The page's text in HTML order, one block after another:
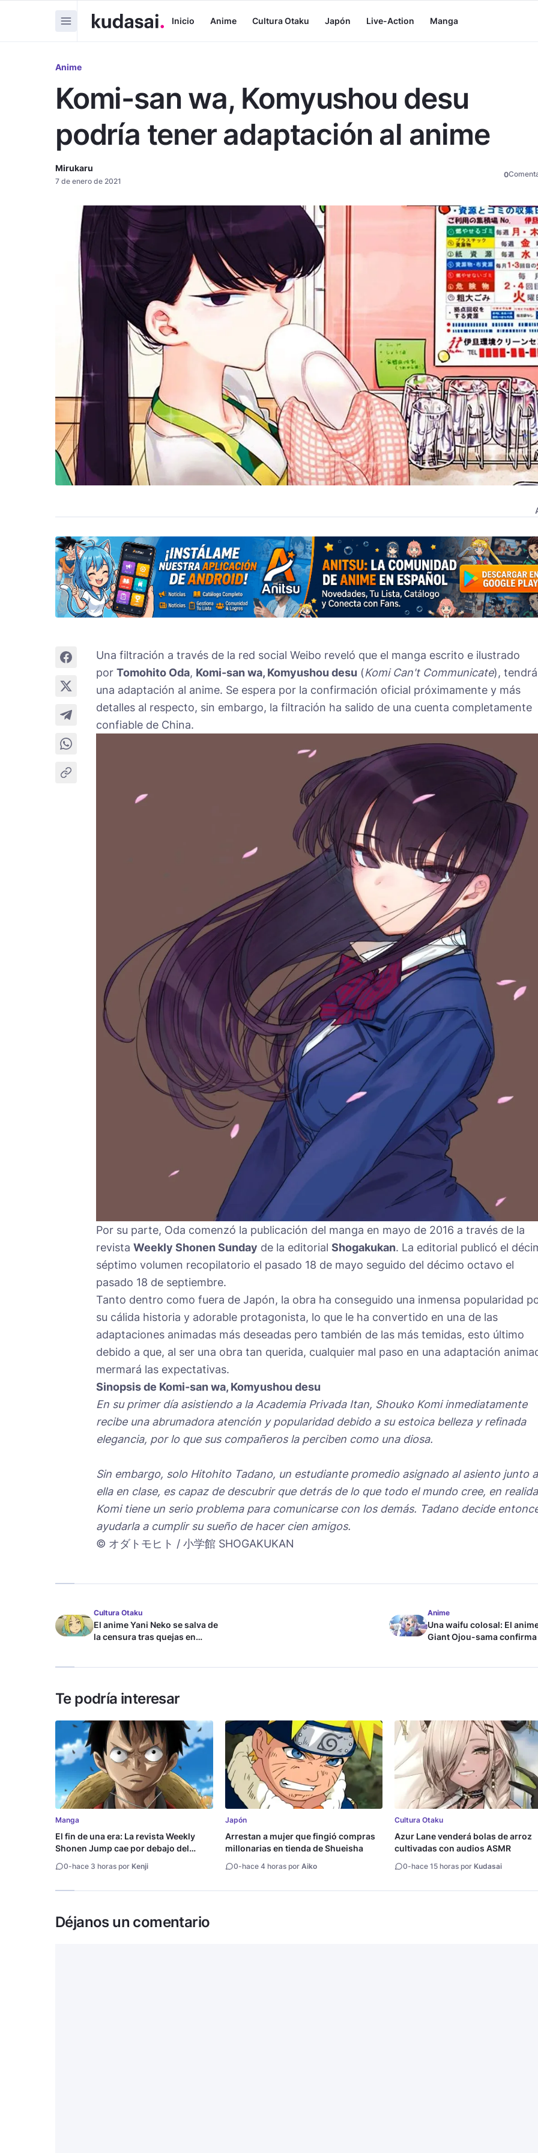
Inicio Anime Cultura Otaku Japón Live-Action Manga
Anime
Komi-san wa, Komyushou desu
podría tener adaptación al anime
Mirukaru
7 de enero de 2021
0
Una filtración a través de la red social Weibo reveló que el manga escrito e ilustrado
por Tomohito Oda, Komi-san wa, Komyushou desu (Komi Can't Communicate), tendrá
una adaptación al anime. Se espera por la confirmación oficial próximamente y más
detalles al respecto, sin embargo, la filtración ha salido de una cuenta completamente
confiable de China.
Por su parte, Oda comenzó la publicación del manga en mayo de 2016 a través de la
revista Weekly Shonen Sunday de la editorial Shogakukan. La editorial publicó el
séptimo volumen recopilatorio el pasado 18 de mayo seguido del décimo octavo el
pasado 18 de septiembre.
Tanto dentro como fuera de Japón, la obra ha conseguido una inmensa popularidad
su cálida historia y adorable protagonista, lo que le ha convertido en una de las
adaptaciones animadas más deseadas pero también de las más temidas, esto último
debido a que, al ser una obra tan querida, cualquier mal paso en una adaptación
mermará las expectativas.
Sinopsis de Komi-san wa, Komyushou desu
En su primer día asistiendo a la Academia Privada Itan, Shouko Komi inmediatamente
recibe una abrumadora atención y popularidad debido a su estoica belleza y refinada
elegancia, por lo que sus compañeros la perciben como una diosa.
Sin embargo, solo Hitohito Tadano, un estudiante promedio asignado al asiento junto a
ella en clase, es capaz de descubrir que detrás de lo que todo el mundo cree, en
Komi tiene un serio problema para comunicarse con los demás. Tadano decide
ayudarla a cumplir su sueño de hacer cien amigos.
© オダトモヒト / 小学館 SHOGAKUKAN
Cultura Otaku
El anime Yani Neko se salva de
la censura tras quejas en
Anime
Una waifu colosal: El
Giant Ojou-sama
Te podría interesar
Manga
El fin de una era: La revista Weekly
Shonen Jump cae por debajo del
0-hace 3 horas por Kenji
Japón
Arrestan a mujer que fingió compras
millonarias en tienda de Shueisha
0-hace 4 horas por Aiko
Cultura Otaku
Azur Lane venderá bolas de arroz
cultivadas con audios ASMR
0-hace 15 horas por Kudasai
Déjanos un comentario